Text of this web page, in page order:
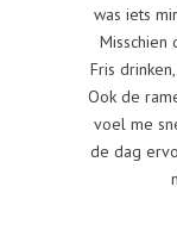
was iets
Misschien
Fris
Ook de
voel me
de dag